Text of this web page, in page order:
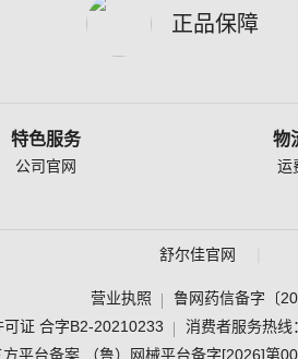
正品保障
特色服务
公司官网
物
运
舒尔佳官网
营业执照 鲁网药信备字〔
证 合字B2-20210233
消费者服务热
平台备案 （鲁）网械平台备字[2026]第